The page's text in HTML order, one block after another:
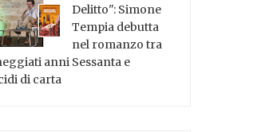
Delitto": Simone
Tempia debutta
nel romanzo tra
anni Sessanta e
di carta